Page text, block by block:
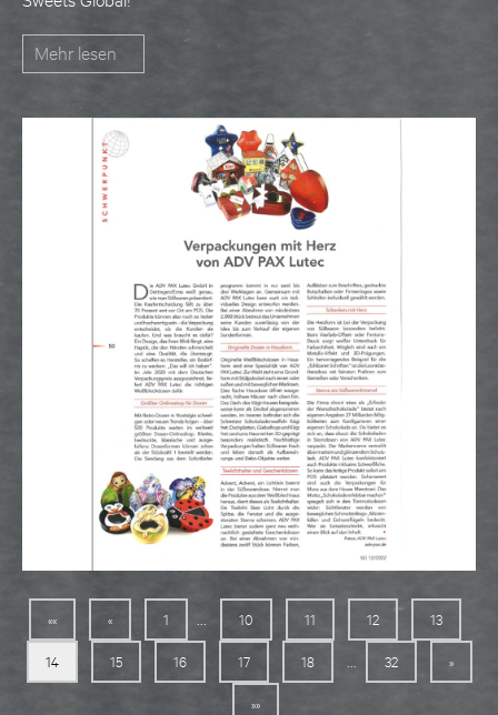
Mehr lesen
«« « 1 ... 10 11 12 13
14 15 16 17 18 ... 32 »
»»